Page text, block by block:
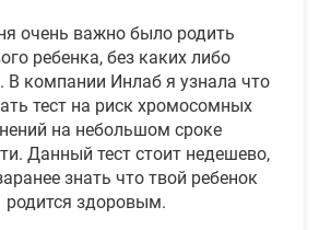
очень важно было родить
ребенка, без каких либо
В компании Инлаб я узнала что
тест на риск хромосомных
на небольшом сроке
Данный тест стоит недешево,
знать что твой ребенок
родится здоровым.